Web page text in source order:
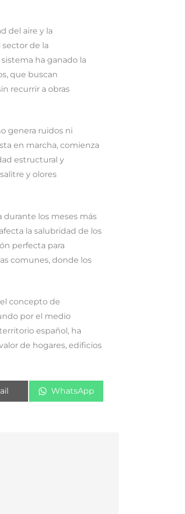
del aire y la
de la
ha ganado la
que buscan
recurrir a obras
genera ruidos ni
en marcha, comienza
estructural y
y olores
durante los meses más
la salubridad de los
perfecta para
comunes, donde los
concepto de
por el medio
español, ha
de hogares, edificios
Compartir
WhatsApp